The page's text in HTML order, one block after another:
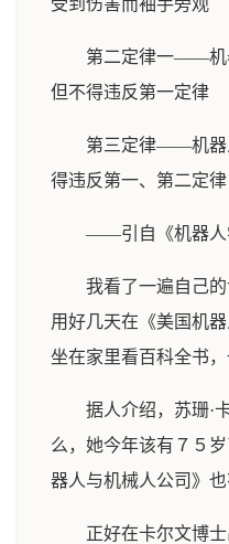
受到伤害而袖手旁观
第二定律一——机
但不得违反第一定律
第三定律——机器
得违反第一、第二定律
——引自《机器人
我看了一遍自己
用好几天在《美国机
坐在家里看百科全书，
据人介绍，苏珊·
么，她今年该有７５
器人与机械人公司》也
正好在卡尔文博